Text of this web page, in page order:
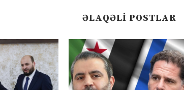
ƏLAQƏLI POSTLAR